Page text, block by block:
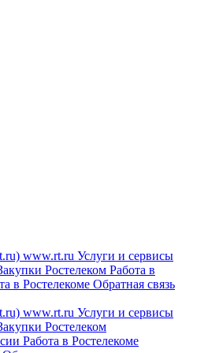
www.rt.ru Услуги и сервисы
Ростелеком Работа в
в Ростелекоме Обратная связь
www.rt.ru Услуги и сервисы
Ростелеком
Работа в Ростелекоме